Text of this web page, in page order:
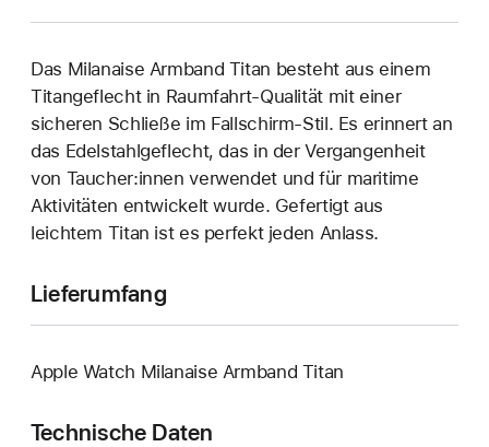
Das Milanaise Armband Titan besteht aus einem
Titangeflecht in Raumfahrt-Qualität mit einer
sicheren Schließe im Fallschirm-Stil. Es erinnert an
das Edelstahlgeflecht, das in der Vergangenheit
von Taucher:innen verwendet und für maritime
Aktivitäten entwickelt wurde. Gefertigt aus
leichtem Titan ist es perfekt jeden Anlass.
Lieferumfang
Apple Watch Milanaise Armband Titan
Technische Daten